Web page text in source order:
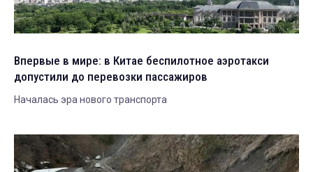
Впервые в мире: в Китае беспилотное аэротакси
допустили до перевозки пассажиров
Началась эра нового транспорта